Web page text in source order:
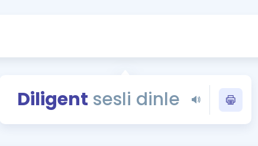
Tüm ÖSYM
YDS - YÖKDİL
İngilizce Gramer
Diligent sesli dinle